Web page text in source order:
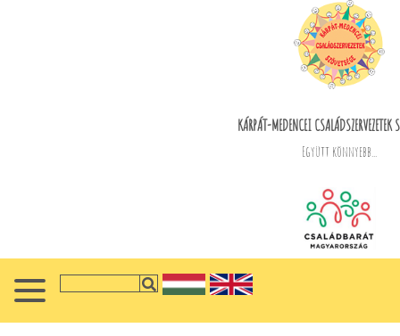
KÁRPÁT-MEDENCEI CSALÁDSZERVEZETEK
Együtt könnyebb...